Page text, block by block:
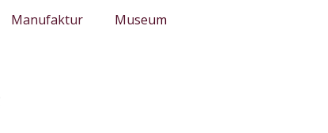
Manufaktur
Museum